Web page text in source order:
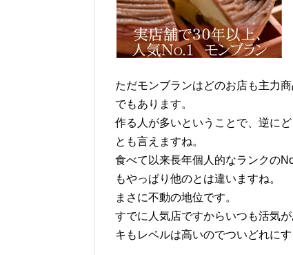
ただモンブランはどのお店も主力
でもあります。
作る人が多いということで、逆に
とも言えますね。
食べて以来長年個人的なランクの
もやっぱり他のとは違いますね。
まさに不動の地位です。
すでに人気店ですからいつも活気
キもレベルは高いのでついどれに